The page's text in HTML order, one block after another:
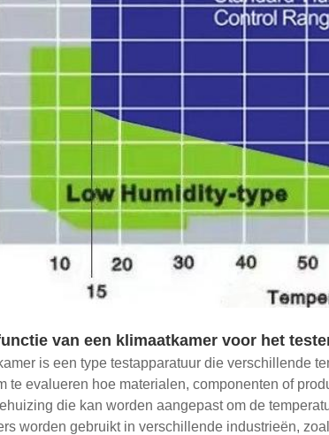
van een klimaatkamer voor het
is een type testapparatuur die verschillende
te evalueren hoe materialen, componenten of
die kan worden aangepast om de
worden gebruikt in verschillende industrieën,